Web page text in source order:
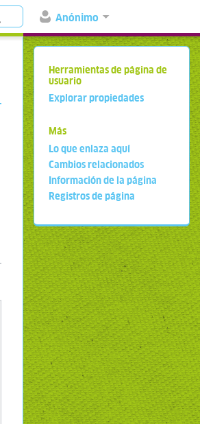
Anónimo
Herramientas de página de
usuario
Explorar propiedades
Más
Lo que enlaza aquí
Cambios relacionados
Información de la página
Registros de página